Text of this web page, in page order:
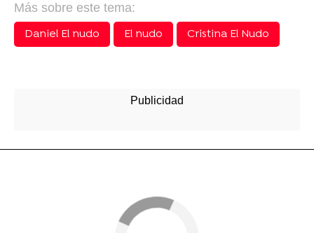
Más sobre este tema:
Daniel El nudo
El nudo Cristina El Nudo